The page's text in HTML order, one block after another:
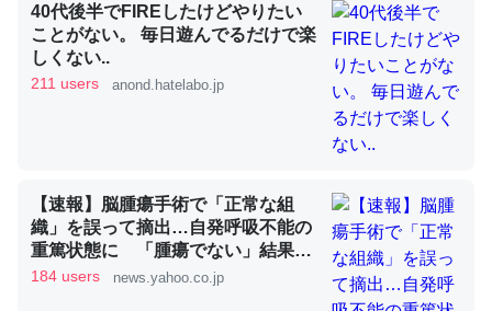
コオロギのカルシウム分はエビの600分の1程度。
─ニュース :: 【研究発表】昆虫学の大問題＝「昆虫はなぜ海にいな
いのか」に関する新仮説
論文では「淡水はカルシウムも酸素も不足してて両方に不
利だから両方が拮抗してるのでは」とあって面白い。海に
いる鋏角類（カブトガニ・ウミグモ）はカルシウムを使わ
ずキチンを強化してる筈だが、酵素が違うのか？
40代後半でFIREしたけどやりたい
ことがない。 毎日遊んでるだけで楽
しくない..
211 users anond.hatelabo.jp
【速報】脳腫瘍手術で「正常な組
織」を誤って摘出…自発呼吸不能の
重篤状態に 「腫瘍でない」結果出
ても“勘違い”で摘出継続 通常の生
184 users news.yahoo.co.jp